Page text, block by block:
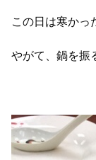
この日は寒かっ
やがて、鍋を振